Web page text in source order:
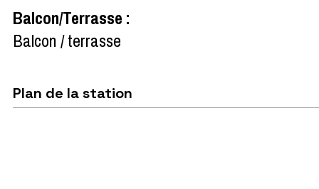
Balcon/Terrasse :
Balcon / terrasse
Plan de la station